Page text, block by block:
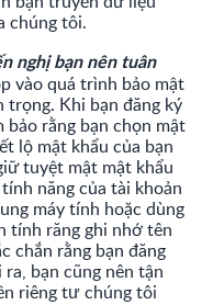
chúng tôi.
nghị bạn nên tuân
vào quá trình bảo mật
trọng. Khi bạn đăng ký
rằng bạn chọn mật
lộ mật khẩu của bạn
tuyệt mật mật khẩu
năng của tài khoản
máy tính hoặc dùng
tính răng ghi nhớ tên
chắn rằng bạn đăng
bạn cũng nên tận
riêng tư chúng tôi